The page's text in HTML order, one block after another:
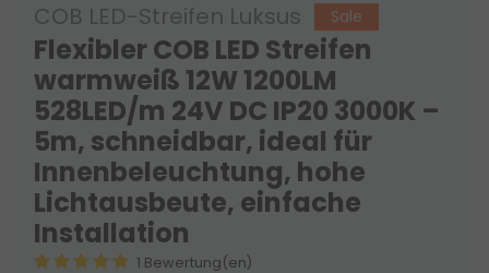
COB LED-Streifen Luksus Sale
Flexibler COB LED Streifen
warmweiß 12W 1200LM
528LED/m 24V DC IP20 3000K –
5m, schneidbar, ideal für
Innenbeleuchtung, hohe
Lichtausbeute, einfache
Installation
1 Bewertung(en)